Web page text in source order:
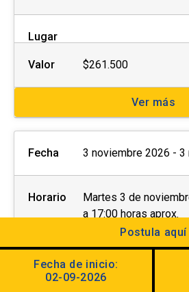
Postula aquí
Fecha de inicio:
02-09-2026
Lugar
Valor $261.500
Ver más
Fecha 3 noviembre 2026 -
Horario
Martes 3 de
a 17:00 horas aprox.
Examen oral: 3 de
elección de 9:00 a
Jaime Guzmán
Providencia)